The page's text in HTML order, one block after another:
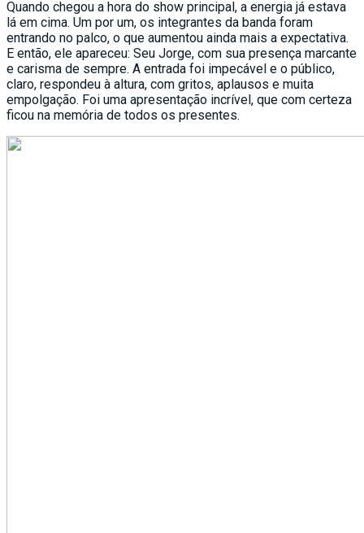
Quando chegou a hora do show principal, a energia já estava
lá em cima. Um por um, os integrantes da banda foram
entrando no palco, o que aumentou ainda mais a expectativa.
E então, ele apareceu: Seu Jorge, com sua presença marcante
e carisma de sempre. A entrada foi impecável e o público,
claro, respondeu à altura, com gritos, aplausos e muita
empolgação. Foi uma apresentação incrível, que com certeza
ficou na memória de todos os presentes.